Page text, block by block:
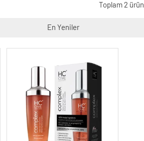
Toplam 2 ürün
En Yeniler